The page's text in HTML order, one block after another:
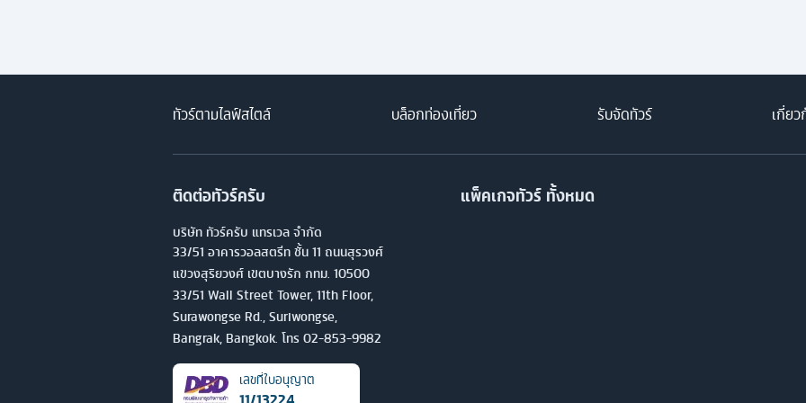
ทัวร์ตามไลฟ์สไตล์ บล็อกท่องเที่ยว รับจัดทัวร์ เกี่ยว
ติดต่อทัวร์ครับ
บริษัท ทัวร์ครับ แทรเวล จำกัด
33/51 อาคารวอลสตรีท ชั้น 11 ถนนสุรวงศ์
แขวงสุริยวงศ์ เขตบางรัก กทม. 10500
33/51 Wall Street Tower, 11th Floor,
Surawongse Rd., Suriwongse,
Bangrak, Bangkok. โทร 02-853-9982
เลขที่ใบอนุญาต
แพ็คเกจทัวร์ ทั้งหมด